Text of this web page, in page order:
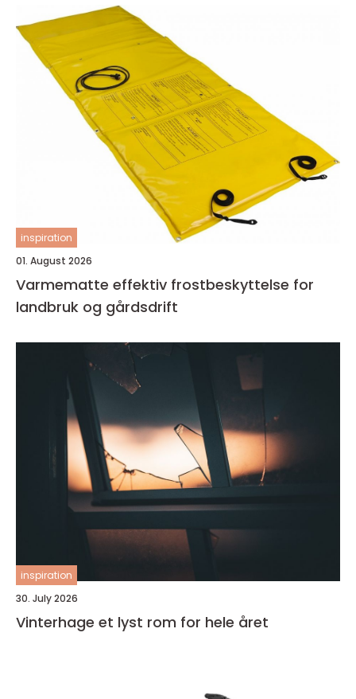
inspiration
01. August 2026
Varmematte effektiv frostbeskyttelse for
landbruk og gårdsdrift
inspiration
30. July 2026
Vinterhage et lyst rom for hele året